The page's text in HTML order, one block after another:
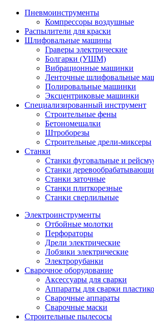
Пневмоинструменты
Компрессоры воздушные
Распылители для краски
Шлифовальные машины
Граверы электрические
Болгарки (УШМ)
Вибрационные машинки
Ленточные шлифовальные
Полировальные машинки
Эксцентриковые машинки
Специализированный инструмент
Строительные фены
Бетономешалки
Штроборезы
Строительные дрели-миксеры
Станки
Станки фуговальные и
Станки
Станки заточные
Станки плиткорезные
Станки сверлильные
Электроинструменты
Отбойные молотки
Перфораторы
Дрели электрические
Лобзики электрические
Электрорубанки
Сварочное оборудование
Аксессуары для сварки
Аппараты для сварки
Сварочные аппараты
Сварочные маски
Строительные пылесосы